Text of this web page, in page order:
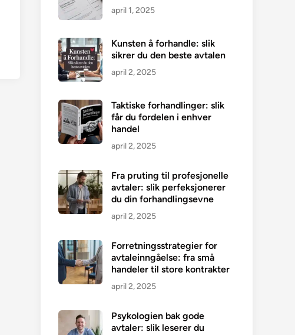
april 1, 2025
Kunsten å forhandle: slik
sikrer du den beste avtalen
april 2, 2025
Taktiske forhandlinger: slik
får du fordelen i enhver
handel
april 2, 2025
Fra pruting til profesjonelle
avtaler: slik perfeksjonerer
du din forhandlingsevne
april 2, 2025
Forretningsstrategier for
avtaleinngåelse: fra små
handeler til store kontrakter
april 2, 2025
Psykologien bak gode
avtaler: slik leserer du